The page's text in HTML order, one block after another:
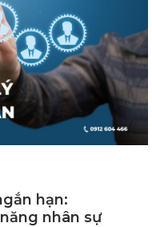
hạn:
nhân sự